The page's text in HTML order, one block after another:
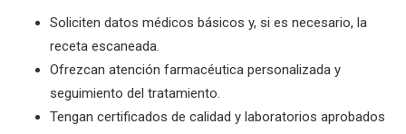
Soliciten datos médicos básicos y, si es necesario, la
receta escaneada.
Ofrezcan atención farmacéutica personalizada y
seguimiento del tratamiento.
Tengan certificados de calidad y laboratorios aprobados